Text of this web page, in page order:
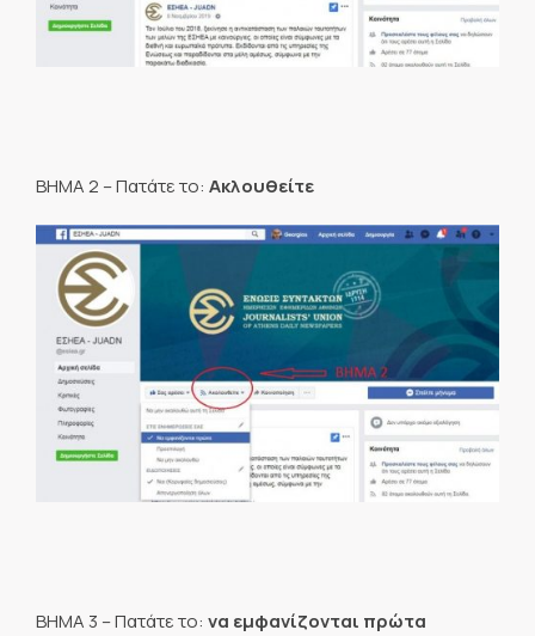
BHMA 2 – Πατάτε το: Ακλουθείτε
BHMA 3 – Πατάτε το: να εμφανίζονται πρώτα